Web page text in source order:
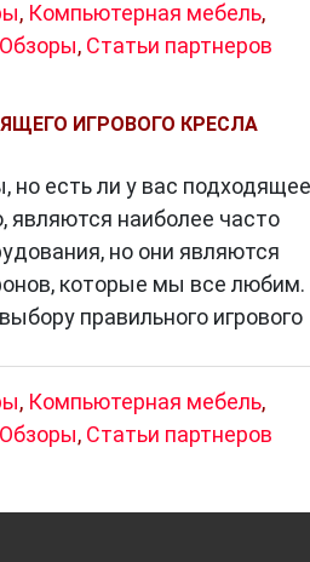
, Компьютерная мебель,
Обзоры, Статьи партнеров
ИГРОВОГО КРЕСЛА
но есть ли у вас подходящее
являются наиболее часто
но они являются
которые мы все любим.
правильного игрового
, Компьютерная мебель,
Обзоры, Статьи партнеров